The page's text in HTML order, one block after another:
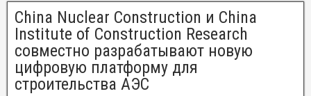
China Nuclear Construction и China
Institute of Construction Research
совместно разрабатывают новую
цифровую платформу для
строительства АЭС